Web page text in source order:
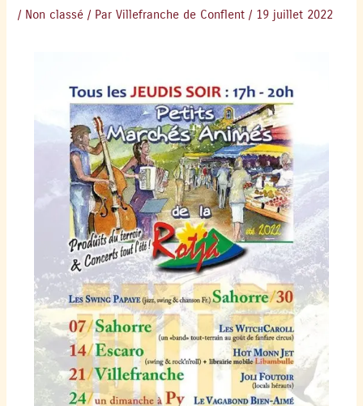
/ Non classé / ParVillefranche de Conflent / 19 juillet 2022